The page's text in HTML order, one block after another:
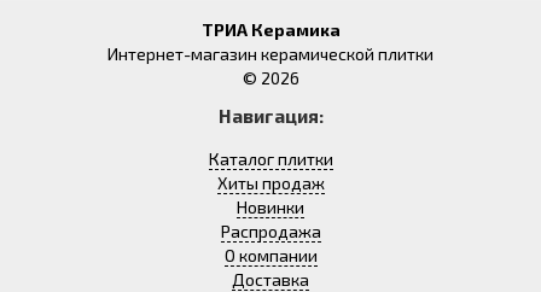
ТРИА Керамика
Интернет-магазин керамической плитки
© 2026
Навигация:
Каталог плитки
Хиты продаж
Новинки
Распродажа
О компании
Доставка